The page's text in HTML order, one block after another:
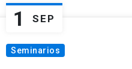
1 SEP
Seminarios